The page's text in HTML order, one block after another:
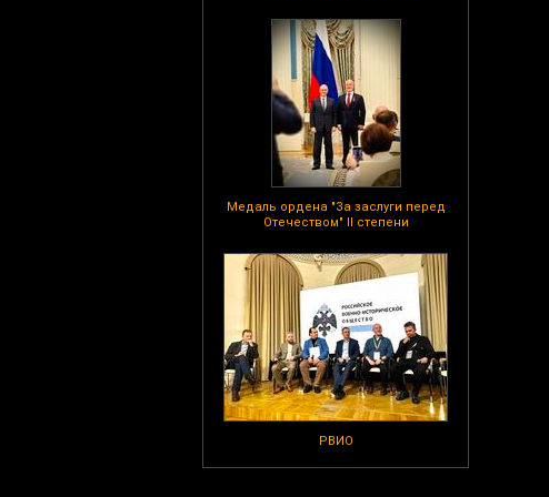
Медаль ордена "За заслуги перед
Отечеством" II степени
РВИО